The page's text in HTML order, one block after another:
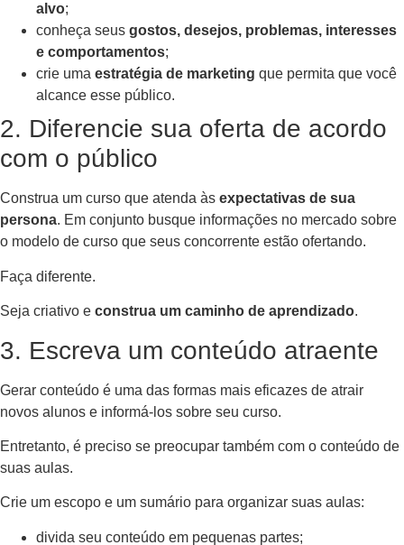
alvo;
conheça seus gostos, desejos, problemas, interesses
e comportamentos;
crie uma estratégia de marketing que permita que você
alcance esse público.
2. Diferencie sua oferta de acordo
com o público
Construa um curso que atenda às expectativas de sua
persona. Em conjunto busque informações no mercado sobre
o modelo de curso que seus concorrente estão ofertando.
Faça diferente.
Seja criativo e construa um caminho de aprendizado.
3. Escreva um conteúdo atraente
Gerar conteúdo é uma das formas mais eficazes de atrair
novos alunos e informá-los sobre seu curso.
Entretanto, é preciso se preocupar também com o conteúdo de
suas aulas.
Crie um escopo e um sumário para organizar suas aulas:
divida seu conteúdo em pequenas partes;